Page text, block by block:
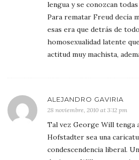
lengua y se conozcan
Para rematar Freud decía
esas era que detrás de
homosexualidad latente
actitud muy machista,
ALEJANDRO GAVIRIA
28 noviembre, 2010 at 3:12 pm
Tal vez George Will tenga
Hofstadter sea una
condescendencia liberal.